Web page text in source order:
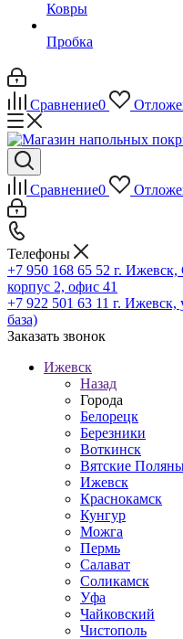
Ковры
Пробка
Сравнение0
Сравнение0
Телефоны
+7 950 168 65 52 г. Ижевск,
корпус 2, офис 41
+7 922 501 63 11 г. Ижевск,
база)
Заказать звонок
Ижевск
Назад
Города
Белорецк
Березники
Воткинск
Вятские
Ижевск
Краснокамск
Кунгур
Можга
Пермь
Салават
Соликамск
Уфа
Чайковский
Чистополь